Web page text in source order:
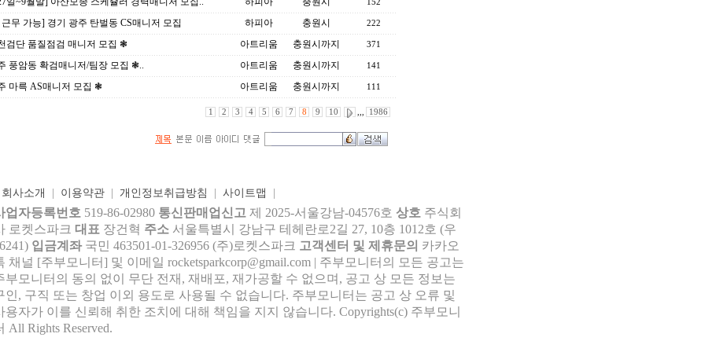
152
무 가능] 경기 광주 탄벌동 CS매니저 모집 하피아 충원시 222
검단 품질점검 매니저 모집 ❃ 아트리움 충원시까지 371
풍암동 확검매니저/팀장 모집 ❃.. 아트리움 충원시까지 141
마륵 AS매니저 모집 ❃ 아트리움 충원시까지 111
1 2 3 4 5 6 7 8 9 10 ,,, 1986
회사소개 이용약관| 개인정보취급방침 사이트맵
업자등록번호 519-86-02980 통신판매업신고 제 2025-서울강남-04576호 상호 주식회
로켓스파크 대표 장건혁 주소 서울특별시 강남구 테헤란로2길 27, 10층 1012호 (우
입금계좌 국민 463501-01-326956 (주)로켓스파크 고객센터 및 제휴문의 카카오
채널 [주부모니터] 및 이메일 rocketsparkcorp@gmail.com | 주부모니터의 모든 공고는
부모니터의 동의 없이 무단 전재, 재배포, 재가공할 수 없으며, 공고 상 모든 정보는
인, 구직 또는 창업 이외 용도로 사용될 수 없습니다. 주부모니터는 공고 상 오류 및
용자가 이를 신뢰해 취한 조치에 대해 책임을 지지 않습니다. Copyrights(c) 주부모니
All Rights Reserved.